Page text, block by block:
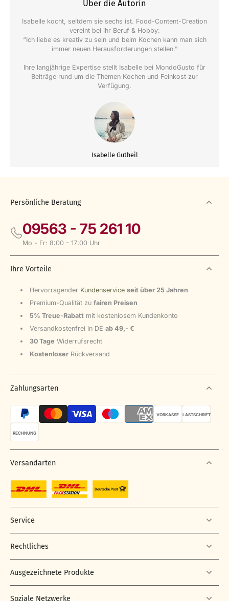
Über die Autorin
Isabelle kocht, seitdem sie sechs ist. Food-Content-Creation
vereint bei ihr Beruf & Hobby:
“Ich liebe es kreativ zu sein und beim Kochen kann man sich
immer neuen Herausforderungen stellen.”
Ihre langjährige Expertise stellt Isabelle bei MondoGusto für
Beiträge rund um die Themen Kochen und Feinkost zur
Verfügung.
Isabelle Gutheil
Persönliche Beratung
09563 - 75 261 10
Mo - Fr: 8:00 - 17:00 Uhr
Ihre Vorteile
Hervorragender Kundenservice seit über 25 Jahren
Premium-Qualität zu fairen Preisen
5% Treue-Rabatt mit kostenlosem Kundenkonto
Versandkostenfrei in DE ab 49,- €
30 Tage Widerrufsrecht
KostenloserRückversand
Zahlungsarten
VORKASSE LASTSCHRIFT
RECHNUNG
Versandarten
Service
Rechtliches
Ausgezeichnete Produkte
Soziale Netzwerke